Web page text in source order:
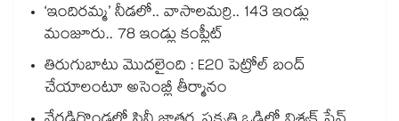
‘ఇందిరమ్మ’ నీడలో.. వాసాలమర్రి.. 143 ఇండ్లు
మంజూరు.. 78 ఇండ్లు కంప్లీట్
తిరుగుబాటు మొదలైంది : E20 పెట్రోల్ బంద్
చేయాలంటూ అసెంబ్లీ తీర్మానం